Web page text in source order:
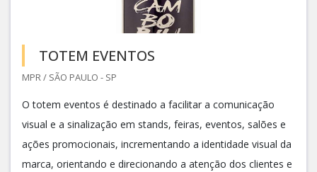
TOTEM EVENTOS
MPR / SÃO PAULO - SP
O totem eventos é destinado a facilitar a comunicação
visual e a sinalização em stands, feiras, eventos, salões e
ações promocionais, incrementando a identidade visual da
marca, orientando e direcionando a atenção dos clientes e